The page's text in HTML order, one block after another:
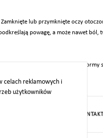
Zamknięte lub przymknięte oczy
powagę, a może nawet ból,
materiału i minimalizm formy
celach reklamowych i
użytkowników